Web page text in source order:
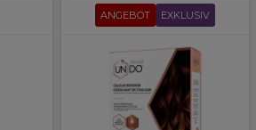
ANGEBOT EXKLUSIV